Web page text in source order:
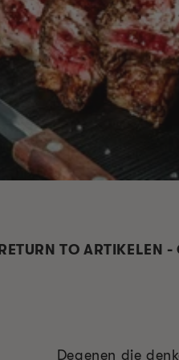
RETURN TO ARTIKELEN
Degenen die